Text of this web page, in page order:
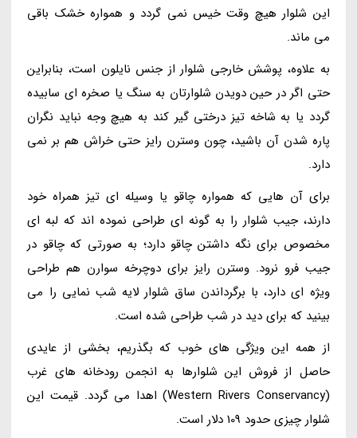
این شلوار هیچ وقت خیس نمی گردد و همواره خشک باقی
می ماند.
به علاوه، پوشش خارجی شلوار از جنس نایلون است، بنابراین
حتی اگر در حین دویدن شلوارتان به سنگ یا صخره ای سابیده
گردد یا به شاخه تیز درختی گیر کند به هیچ وجه نباید نگران
پاره شدن آن باشید، چون وسترن رایز حتی خراش هم بر نمی
دارد.
برای آن هایی که همواره چاقو یا وسیله ای تیز همراه خود
دارند، جیب شلوار را به گونه ای طراحی نموده اند که لبه ای
مخصوص برای نگه داشتن چاقو دارد؛ به صورتی که چاقو در
جیب فرو نرود. وسترن رایز برای دوچرخه سوارن هم طراحی
ویژه ای دارد، با برگرداندن ساق شلوار لایه شب نمایی را می
بینید که برای دید در شب طراحی شده است.
از همه این ویژگی های خوب که بگذریم، بخشی از عایدی
حاصل از فروش این شلوارها به انجمن رودخانه های غرب
(Western Rivers Conservancy) اهدا می گردد. قیمت این
شلوار چیزی حدود 109 دلار است.